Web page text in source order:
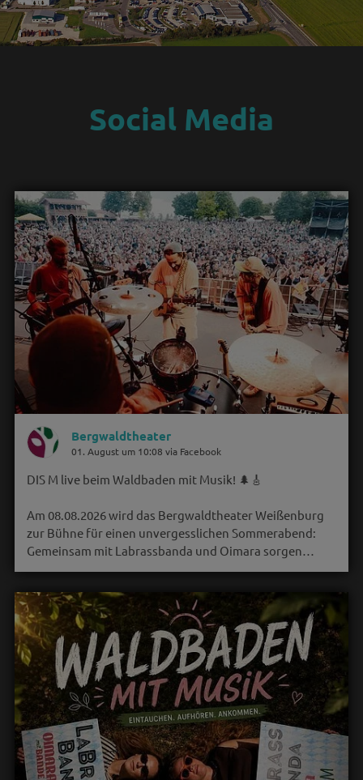
Social Media
Bergwaldtheater
01. August um 10:08 via Facebook
DIS M live beim Waldbaden mit Musik! 🌲🎸
Am 08.08.2026 wird das Bergwaldtheater Weißenburg
zur Bühne für einen unvergesslichen Sommerabend:
Gemeinsam mit Labrassbanda und Oimara sorgen…